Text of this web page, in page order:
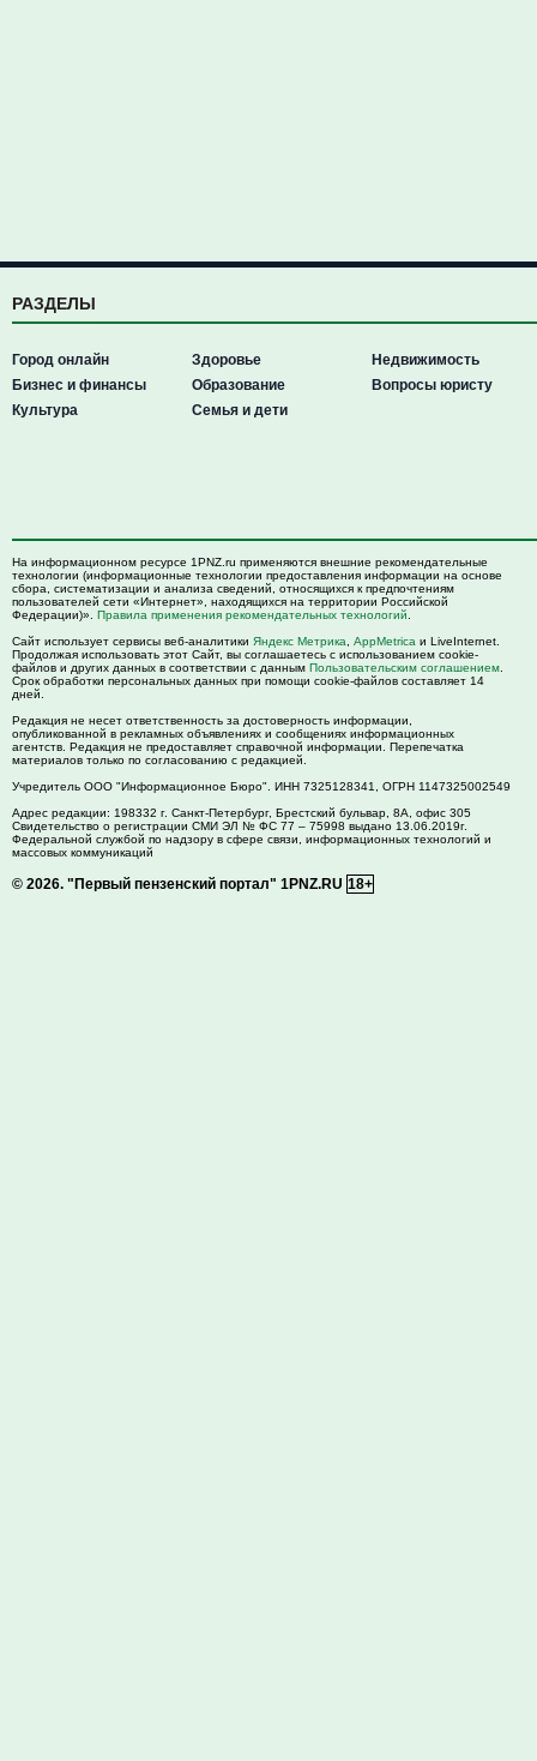
РАЗДЕЛЫ
Город онлайн
Бизнес и финансы
Культура
Здоровье
Образование
Семья и дети
Недвижимость
Вопросы юристу
На информационном ресурсе 1PNZ.ru применяются внешние рекомендательные
технологии (информационные технологии предоставления информации на основе
сбора, систематизации и анализа сведений, относящихся к предпочтениям
пользователей сети «Интернет», находящихся на территории Российской
Федерации)». Правила применения рекомендательных технологий
Сайт использует сервисы веб-аналитики Яндекс Метрика AppMetrica и LiveInternet.
Продолжая использовать этот Сайт, вы соглашаетесь с использованием cookie-
файлов и других данных в соответствии с данным Пользовательским соглашением
Срок обработки персональных данных при помощи cookie-файлов составляет 14
дней.
Редакция не несет ответственность за достоверность информации,
опубликованной в рекламных объявлениях и сообщениях информационных
агентств. Редакция не предоставляет справочной информации. Перепечатка
материалов только по согласованию с редакцией.
Учредитель ООО "Информационное Бюро". ИНН 7325128341, ОГРН 1147325002549
Адрес редакции: 198332 г. Санкт-Петербург, Брестский бульвар, 8А, офис 305
Свидетельство о регистрации СМИ ЭЛ № ФС 77 – 75998 выдано 13.06.2019г.
Федеральной службой по надзору в сфере связи, информационных технологий и
массовых коммуникаций
© 2026. "Первый пензенский портал" 1PNZ.RU 18+